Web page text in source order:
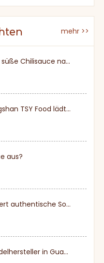
mehr >>
Wie lange wird die süße Chilisauce nach einmal eröffnet?
Guangdong Zhongshan TSY Food lädt Sie herzlich ein, die Dubai Gulfood Exhibition 2026 zu besuchen
aus?
TSY Food präsentiert authentische Sojasauce auf der SIAL PARIS 2024
Premium-TSY-Nudelhersteller in Guangdong